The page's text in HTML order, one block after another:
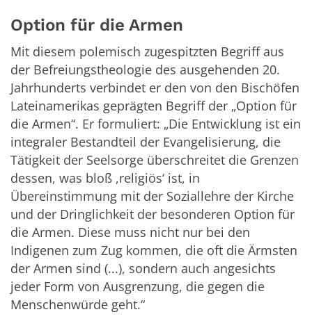
Option für die Armen
Mit diesem polemisch zugespitzten Begriff aus
der Befreiungstheologie des ausgehenden 20.
Jahrhunderts verbindet er den von den Bischöfen
Lateinamerikas geprägten Begriff der „Option für
die Armen“. Er formuliert: „Die Entwicklung ist ein
integraler Bestandteil der Evangelisierung, die
Tätigkeit der Seelsorge überschreitet die Grenzen
dessen, was bloß ,religiös‘ ist, in
Übereinstimmung mit der Soziallehre der Kirche
und der Dringlichkeit der besonderen Option für
die Armen. Diese muss nicht nur bei den
Indigenen zum Zug kommen, die oft die Ärmsten
der Armen sind (...), sondern auch angesichts
jeder Form von Ausgrenzung, die gegen die
Menschenwürde geht.“